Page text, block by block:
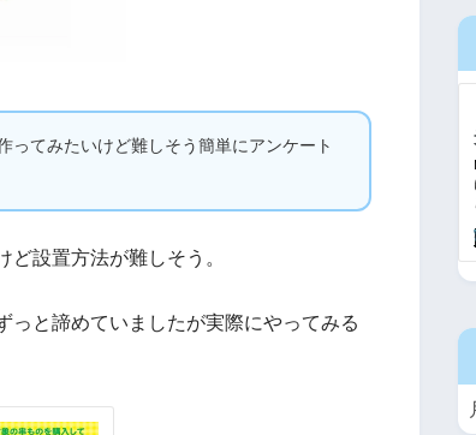
ってみたいけど難しそう簡単にアンケート
設置方法が難しそう。
っと諦めていましたが実際にやってみる